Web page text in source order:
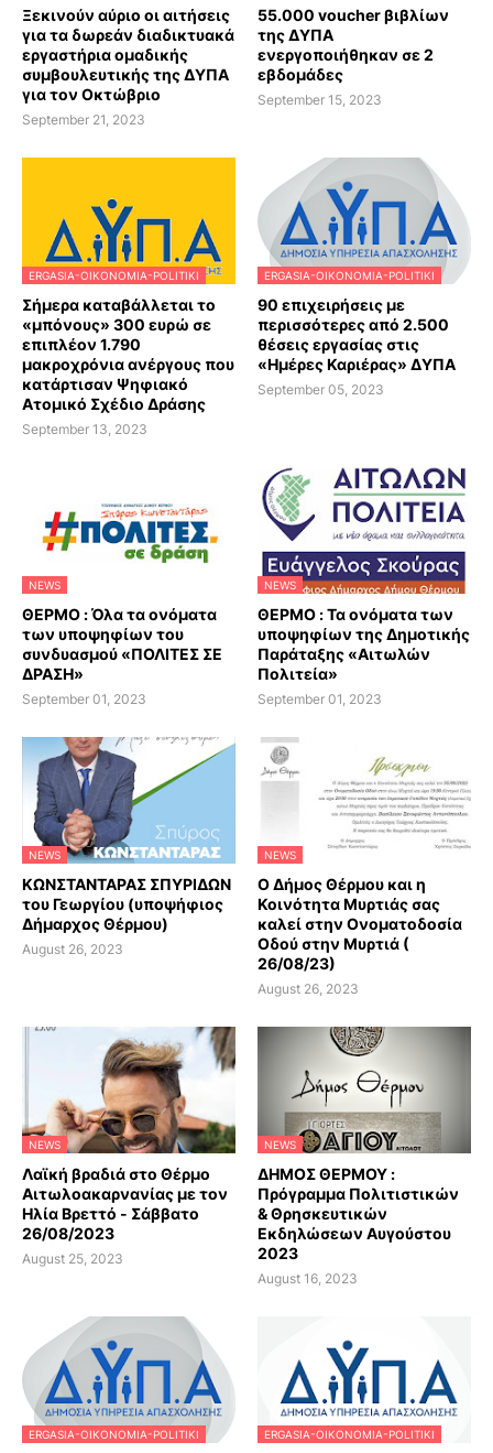
Ξεκινούν αύριο οι αιτήσεις
για τα δωρεάν διαδικτυακά
εργαστήρια ομαδικής
συμβουλευτικής της ΔΥΠΑ
για τον Οκτώβριο
September 21, 2023
55.000 voucher βιβλίων
της ΔΥΠΑ
ενεργοποιήθηκαν σε 2
εβδομάδες
September 15, 2023
ERGASIA-OIKONOMIA-POLITIKI
Σήμερα καταβάλλεται το
«μπόνους» 300 ευρώ σε
επιπλέον 1.790
μακροχρόνια ανέργους που
κατάρτισαν Ψηφιακό
Ατομικό Σχέδιο Δράσης
September 13, 2023
ERGASIA-OIKONOMIA-POLITIKI
90 επιχειρήσεις με
περισσότερες από 2.500
θέσεις εργασίας στις
«Ημέρες Καριέρας» ΔΥΠΑ
September 05, 2023
NEWS
ΘΕΡΜΟ : Όλα τα ονόματα
των υποψηφίων του
συνδυασμού «ΠΟΛΙΤΕΣ ΣΕ
ΔΡΑΣΗ»
September 01, 2023
NEWS
ΘΕΡΜΟ : Τα ονόματα των
υποψηφίων της Δημοτικής
Παράταξης «Αιτωλών
Πολιτεία»
September 01, 2023
NEWS
ΚΩΝΣΤΑΝΤΑΡΑΣ ΣΠΥΡΙΔΩΝ
του Γεωργίου (υποψήφιος
Δήμαρχος Θέρμου)
August 26, 2023
NEWS
Ο Δήμος Θέρμου και η
Κοινότητα Μυρτιάς σας
καλεί στην Ονοματοδοσία
Οδού στην Μυρτιά (
26/08/23)
August 26, 2023
NEWS
Λαϊκή βραδιά στο Θέρμο
Αιτωλοακαρνανίας με τον
Ηλία Βρεττό - Σάββατο
26/08/2023
August 25, 2023
NEWS
ΔΗΜΟΣ ΘΕΡΜΟΥ :
Πρόγραμμα Πολιτιστικών
& Θρησκευτικών
Εκδηλώσεων Αυγούστου
2023
August 16, 2023
ERGASIA-OIKONOMIA-POLITIKI ERGASIA-OIKONOMIA-POLITIKI